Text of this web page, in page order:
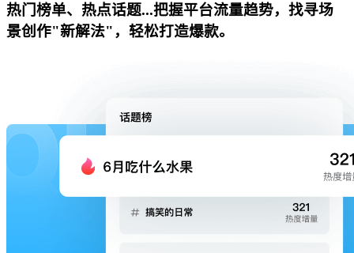
热门榜单、热点话题...把握平台流量趋势，找寻场
景创作"新解法"，轻松打造爆款。